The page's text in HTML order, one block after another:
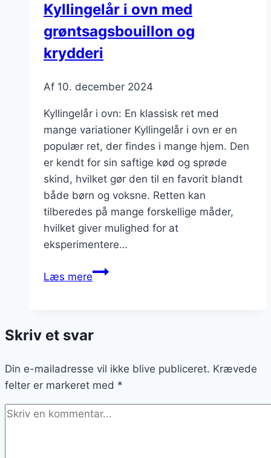
timian
Kyllingelår i ovn med
grøntsagsbouillon og
krydderi
Af 10. december 2024
Kyllingelår i ovn: En klassisk ret med
mange variationer Kyllingelår i ovn er en
populær ret, der findes i mange hjem. Den
er kendt for sin saftige kød og sprøde
skind, hvilket gør den til en favorit blandt
både børn og voksne. Retten kan
tilberedes på mange forskellige måder,
hvilket giver mulighed for at
eksperimentere…
Læs mereKyllingelår
grøntsagsbouillon
krydderi
Skriv et svar
Din e-mailadresse vil ikke blive publiceret. Krævede
felter er markeret med *